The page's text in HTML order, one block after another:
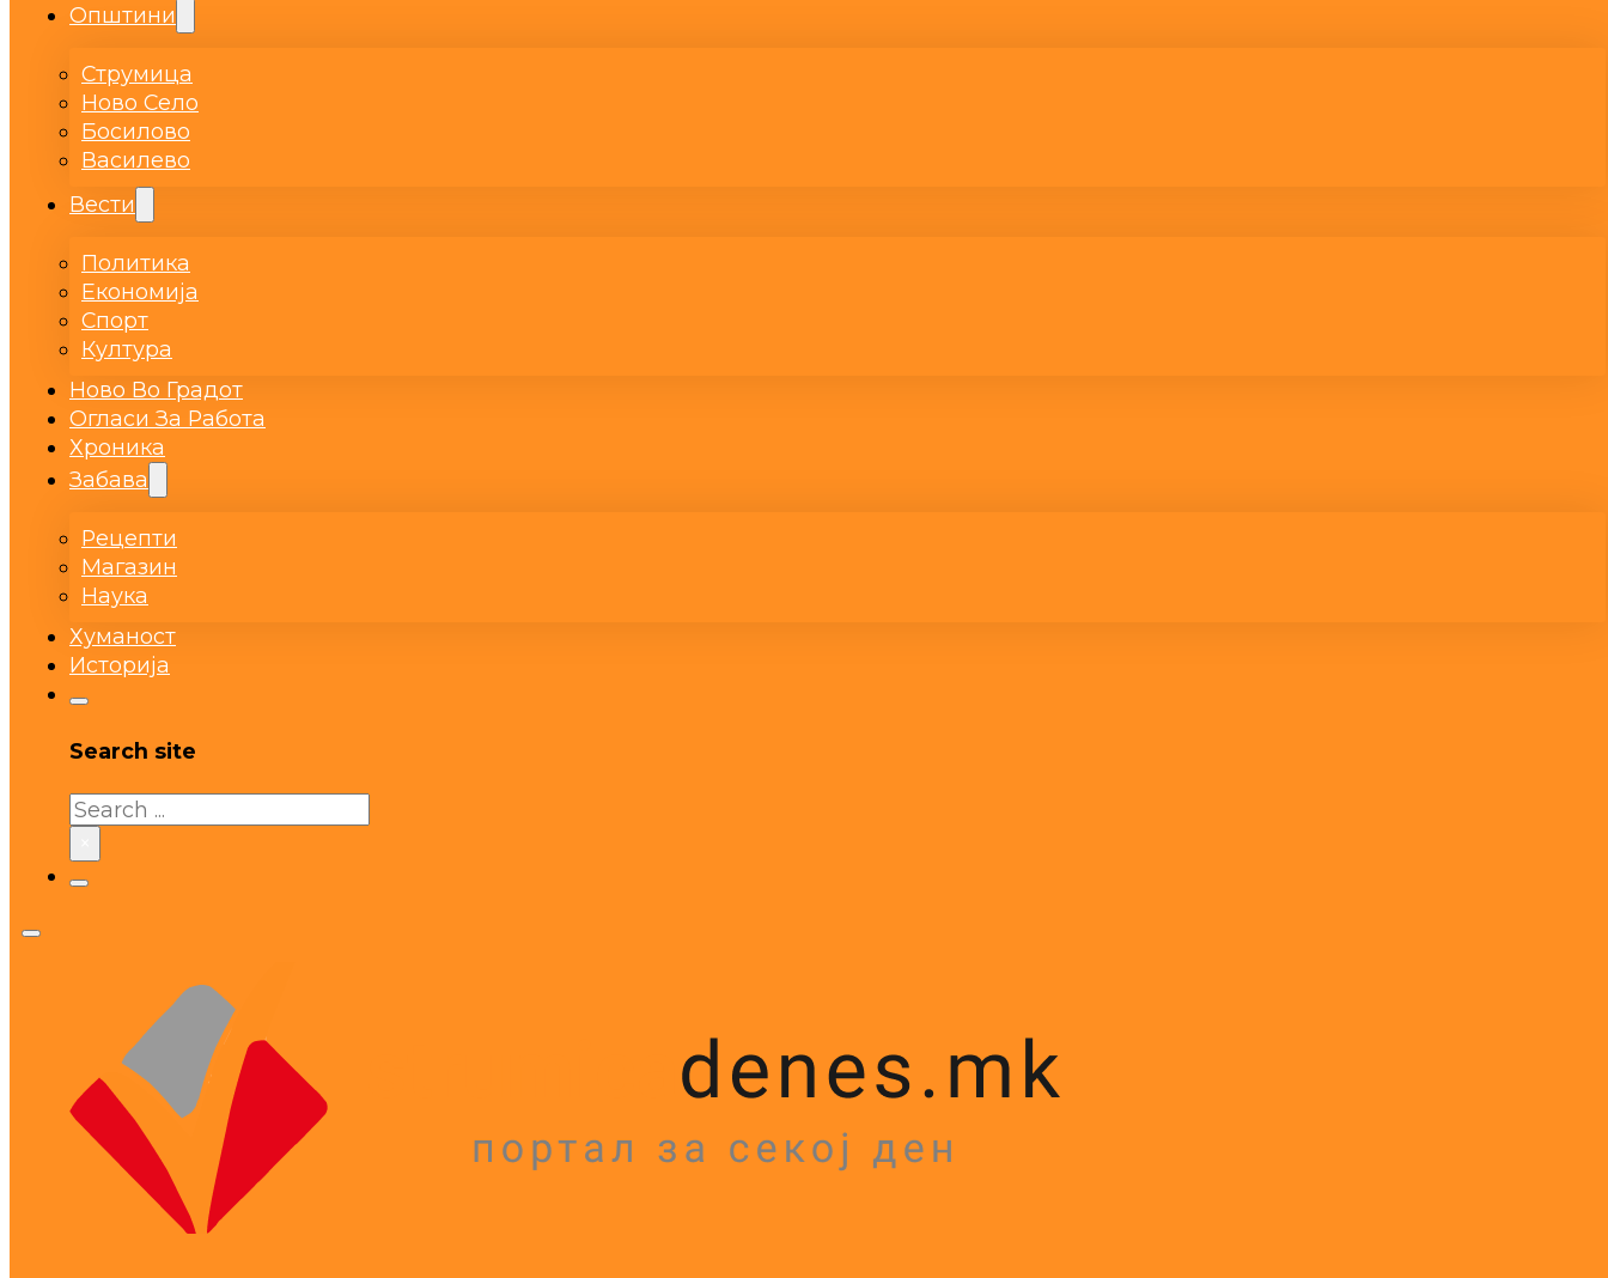
Општини
Струмица
Ново Село
Босилово
Василево
Вести
Политика
Економија
Спорт
Култура
Ново Во Градот
Огласи За Работа
Хроника
Забава
Рецепти
Магазин
Наука
Хуманост
Историја
Search site
Search